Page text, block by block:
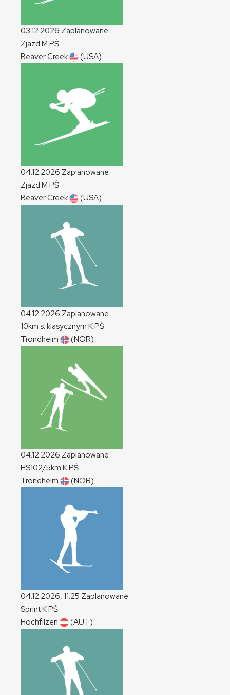
03.12.2026 Zaplanowane
Zjazd M PŚ
Beaver Creek
(USA)
04.12.2026 Zaplanowane
Zjazd M PŚ
Beaver Creek
(USA)
04.12.2026 Zaplanowane
10km s. klasycznym KPŚ
Trondheim
(NOR)
04.12.2026 Zaplanowane
HS102/5km KPŚ
Trondheim
(NOR)
04.12.2026, 11:25 Zaplanowane
SprintKPŚ
Hochfilzen
(AUT)